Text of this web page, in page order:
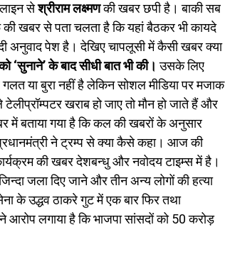
सेश्रीराम लक्ष्मणकी खबर छपी है। बाकी सब
खबर से पता चलता है कि यहां बैठकर भी कायदे
पेश है। देखिए चापलूसी में कैसी खबर क्या
‘सुनाने’ के बाद सीधी बात भी की। उसके लिए
या बुरा नहीं है लेकिन सोशल मीडिया पर मजाक
खराब हो जाए तो मौन हो जाते हैं और
में बताया गया है कि कल की खबरों के अनुसार
ने ट्रम्प से क्या कैसे कहा। आज की
की खबर देशबन्धु और नवोदय टाइम्स में है।
जला दिए जाने और तीन अन्य लोगों की हत्या
के उद्धव ठाकरे गुट में एक बार फिर तथा
आरोप लगाया है कि भाजपा सांसदों को 50 करोड़